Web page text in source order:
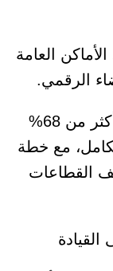
العامة
الرقمي.
وبحسب الإحصائيات الرسمية، فإن أكثر من 68%
مع خطة
القطاعات
القيادة